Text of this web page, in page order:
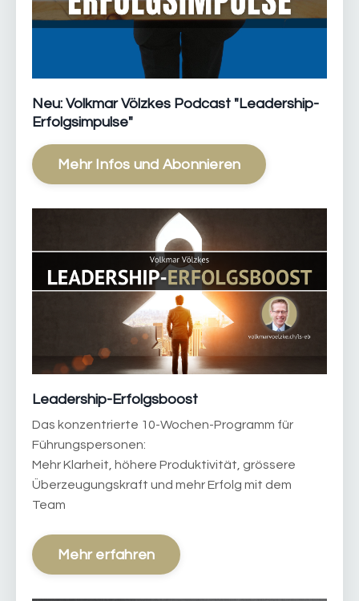
Neu: Volkmar Völzkes Podcast "Leadership-
Erfolgsimpulse"
Mehr Infos und Abonnieren
Leadership-Erfolgsboost
Das konzentrierte 10-Wochen-Programm für
Führungspersonen:
Mehr Klarheit, höhere Produktivität, grössere
Überzeugungskraft und mehr Erfolg mit dem
Team
Mehr erfahren